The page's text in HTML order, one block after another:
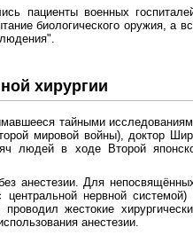
пациенты военных
биологического оружия, а
хирургии
тайными
мировой войны), доктор
людей в ходе Второй
анестезии. Для
нервной системой)
жестокие
анестезии.